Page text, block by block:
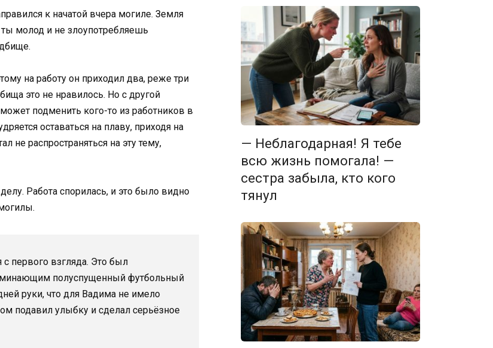
к начатой вчера могиле. Земля
молод и не злоупотребляешь
на работу он приходил два, реже три
это не нравилось. Но с другой
подменить кого-то из работников в
оставаться на плаву, приходя на
не распространяться на эту тему,
Работа спорилась, и это было видно
первого взгляда. Это был
полуспущенный футбольный
руки, что для Вадима не имело
подавил улыбку и сделал серьёзное
— Неблагодарная! Я тебе
всю жизнь помогала! —
сестра забыла, кто кого
тянул